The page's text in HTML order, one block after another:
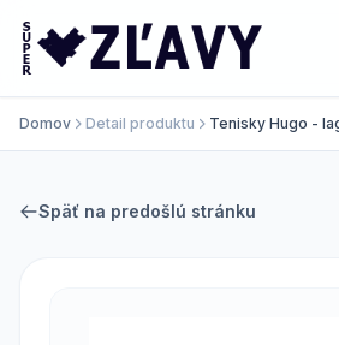
Domov Detail produktu
Tenisky Hugo -
Späť na predošlú stránku